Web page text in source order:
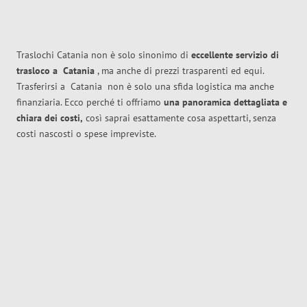
Traslochi Catania non è solo sinonimo di eccellente servizio di
trasloco a Catania , ma anche di prezzi trasparenti ed equi.
Trasferirsi a Catania non è solo una sfida logistica ma anche
finanziaria. Ecco perché ti offriamo una panoramica dettagliata e
chiara dei costi, così saprai esattamente cosa aspettarti, senza
costi nascosti o spese impreviste.